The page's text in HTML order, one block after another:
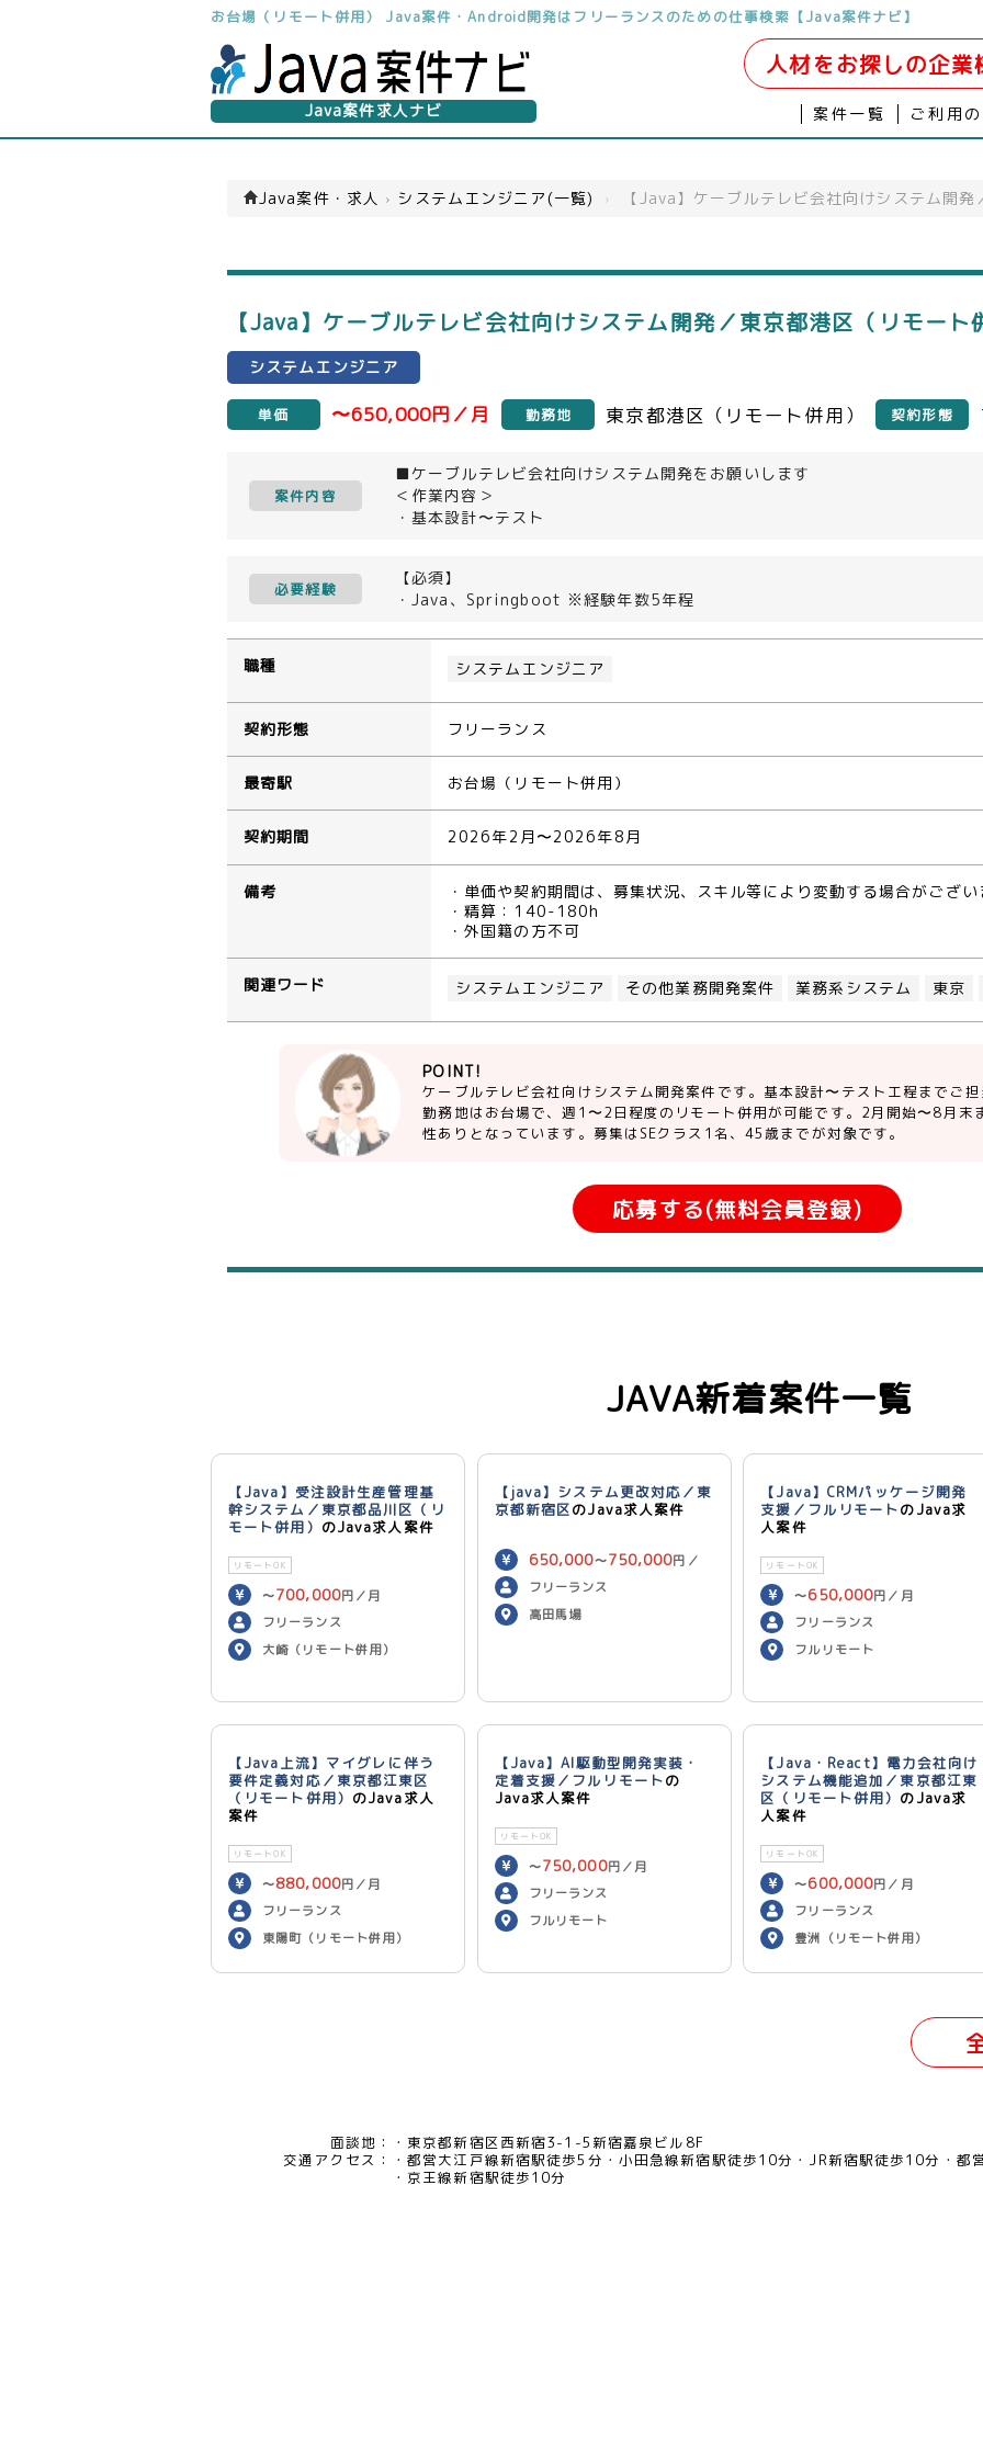
お台場（リモート併用） Java案件・Android開発はフリーランスのための仕事検索【Java案件ナビ】
Java案件求人ナビ
人材をお探しの企業
案件一覧 ご利用
Java案件・求人 › システムエンジニア(一覧) › 【Java】ケーブルテレビ会社向けシステム開
【Java】ケーブルテレビ会社向けシステム開発／東京都港区（リモー
システムエンジニア
単価 〜650,000円／月 勤務地 東京都港区（リモート併用） 契約形態
案件内容
■ケーブルテレビ会社向けシステム開発をお願いします
＜作業内容＞
・基本設計〜テスト
必要経験
【必須】
・Java、Springboot ※経験年数5年程
職種 システムエンジニア
契約形態 フリーランス
最寄駅 お台場（リモート併用）
契約期間 2026年2月〜2026年8月
備考
・単価や契約期間は、募集状況、スキル等により変動する場合がござ
・精算：140-180h
・外国籍の方不可
関連ワード システムエンジニア その他業務開発案件 業務系システム 東京
POINT!
ケーブルテレビ会社向けシステム開発案件です。基本設計〜テスト工程までご
勤務地はお台場で、週1〜2日程度のリモート併用が可能です。2月開始〜8月末
性ありとなっています。募集はSEクラス1名、45歳までが対象です。
応募する(無料会員登録)
JAVA新着案件一覧
【Java】受注設計生産管理基
幹システム／東京都品川区（リ
モート併用） のJava求人案件
リモートOK
〜700,000円／月
フリーランス
大崎（リモート併用）
【java】システム更改対応／東
京都新宿区のJava求人案件
650,000〜750,000円／
月
フリーランス
高田馬場
【Java】CRMパッケージ開発
支援／フルリモートのJava求
人案件
リモートOK
〜650,000円／月
フリーランス
フルリモート
【Java上流】マイグレに伴う
要件定義対応／東京都江東区
（リモート併用） のJava求人
案件
リモートOK
〜880,000円／月
フリーランス
東陽町（リモート併用）
【Java】AI駆動型開発実装・
定着支援／フルリモートの
Java求人案件
リモートOK
〜750,000円／月
フリーランス
フルリモート
【Java・React】電力会社向け
システム機能追加／東京都江東
区（リモート併用） のJava求
人案件
リモートOK
〜600,000円／月
フリーランス
豊洲（リモート併用）
面談地：
東京都新宿区西新宿3-1-5新宿嘉泉ビル8F
交通アクセス：
都営大江戸線新宿駅徒歩5分 小田急線新宿駅徒歩10分 JR新宿駅徒歩10分
都
京王線新宿駅徒歩10分